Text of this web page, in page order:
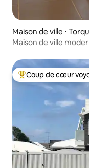
Maison de ville ⋅
Maison de ville
Coups de cœur
Coup de cœur